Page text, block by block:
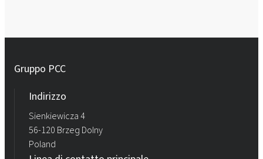
Gruppo PCC
Indirizzo
Sienkiewicza 4
56-120 Brzeg Dolny
Poland